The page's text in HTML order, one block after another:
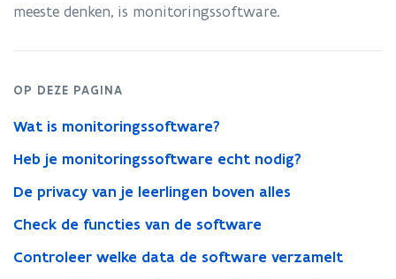
meeste denken, is monitoringssoftware.
OP DEZE PAGINA
Wat is monitoringssoftware?
Heb je monitoringssoftware echt nodig?
De privacy van je leerlingen boven alles
Check de functies van de software
Controleer welke data de software verzamelt